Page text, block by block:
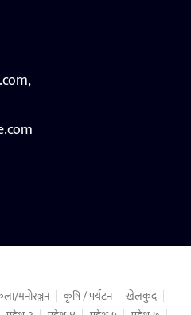
मनोरञ्जन कृषि / पर्यटन
खेलकुद